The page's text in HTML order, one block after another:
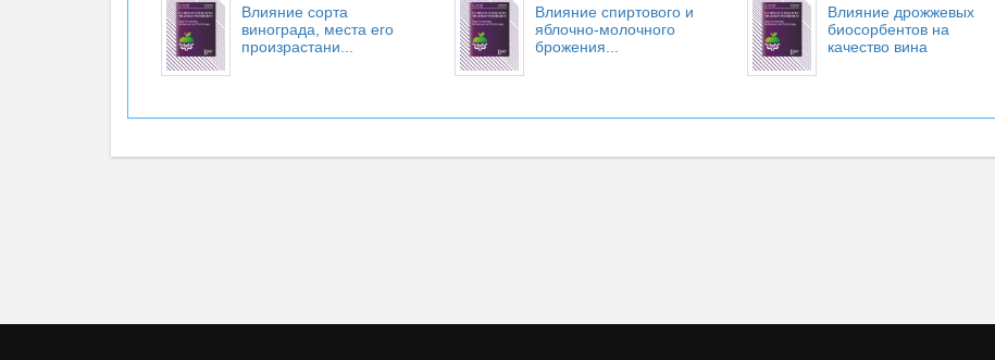
Влияние сорта
винограда, места его
произрастани...
Влияние спиртового и
яблочно-молочного
брожения...
Влияние дрожжевых
биосорбентов на
качество вина